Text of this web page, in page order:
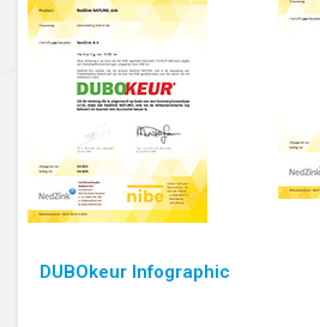
DUBOkeur Infographic